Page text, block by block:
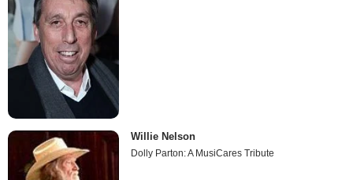
Willie Nelson
Dolly Parton: A MusiCares Tribute